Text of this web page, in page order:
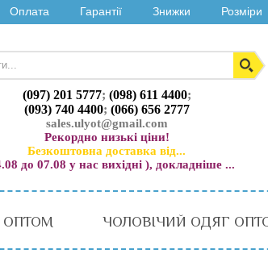
Оплата Гарантії Знижки Розміри
(097) 201 5777; (098) 611 4400;
(093) 740 4400; (066) 656 2777
sales.ulyot@gmail.com
Рекордно низькі ціни!
Безкоштовна доставка від...
до 07.08 у нас вихідні ), докладніше ...
ЧОЛОВІЧИЙ ОДЯГ